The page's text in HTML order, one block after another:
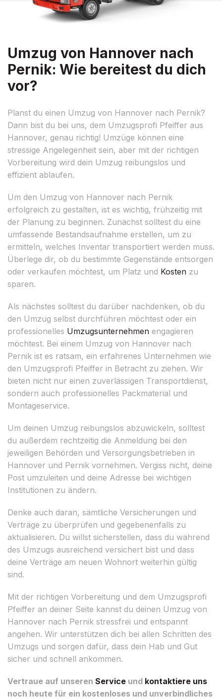
Umzug von Hannover nach
Pernik: Wie bereitest du dich
vor?
Planst du einen Umzug von Hannover nach Pernik?
Dann bist du bei uns, dem Umzugsprofi Pfeiffer aus
Hannover, genau richtig! Umzüge können eine
stressige Angelegenheit sein, aber mit der richtigen
Vorbereitung wird dein Umzug reibungslos und
effizient ablaufen.
Um den Umzug von Hannover nach Pernik
erfolgreich zu gestalten, ist es wichtig, frühzeitig mit
der Planung zu beginnen. Zunächst solltest du eine
umfassende Bestandsaufnahme erstellen, um zu
ermitteln, welches Inventar transportiert werden muss.
Überlege dir, ob du bestimmte Gegenstände entsorgen
oder verkaufen möchtest, um Platz und Kosten zu
sparen.
Als nächstes solltest du darüber nachdenken, ob du
den Umzug selbst durchführen möchtest oder ein
professionelles Umzugsunternehmen engagieren
möchtest. Bei einem Umzug von Hannover nach
Pernik ist es ratsam, ein erfahrenes Unternehmen wie
den Umzugsprofi Pfeiffer in Betracht zu ziehen. Wir
bieten nicht nur einen zuverlässigen Transportdienst,
sondern auch professionelles Packmaterial und
Montageservice.
Um deinen Umzug reibungslos abzuwickeln, solltest
du außerdem rechtzeitig die Anmeldung bei den
jeweiligen Behörden und Versorgungsbetrieben in
Hannover und Pernik vornehmen. Vergiss nicht, deine
Post umzuleiten und deine Adresse bei wichtigen
Institutionen zu ändern.
Denke auch daran, sämtliche Versicherungen und
Verträge zu überprüfen und gegebenenfalls zu
aktualisieren. Du willst sicherstellen, dass du während
des Umzugs ausreichend versichert bist und dass
deine Verträge am neuen Wohnort weiterhin gültig
sind.
Mit der richtigen Vorbereitung und dem Umzugsprofi
Pfeiffer an deiner Seite kannst du deinen Umzug von
Hannover nach Pernik stressfrei und entspannt
angehen. Wir unterstützen dich bei allen Schritten des
Umzugs und sorgen dafür, dass dein Hab und Gut
sicher und schnell ankommen.
Vertraue auf unseren Service und kontaktiere uns
noch heute für ein kostenloses und unverbindliches